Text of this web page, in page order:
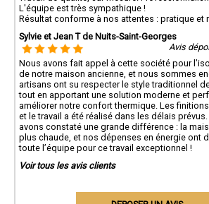
L'équipe est très sympathique !
Résultat conforme à nos attentes : pratique et
Sylvie et Jean T de Nuits-Saint-Georges
Avis
Nous avons fait appel à cette société pour
de notre maison ancienne, et nous sommes
artisans ont su respecter le style traditionnel
tout en apportant une solution moderne et
améliorer notre confort thermique. Les
et le travail a été réalisé dans les délais prévus.
avons constaté une grande différence : la
plus chaude, et nos dépenses en énergie ont
toute l’équipe pour ce travail exceptionnel !
Voir tous les avis clients